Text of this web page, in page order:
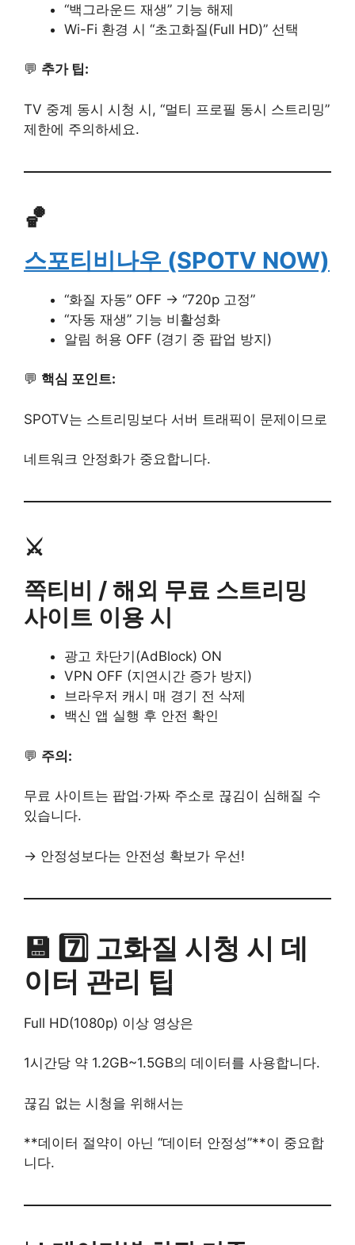
“백그라운드 재생” 기능 해제
Wi-Fi 환경 시 “초고화질(Full HD)” 선택
💬 추가 팁:
TV 중계 동시 시청 시, “멀티 프로필 동시 스트리밍”
제한에 주의하세요.
🏀
스포티비나우 (SPOTV NOW)
“화질 자동” OFF → “720p 고정”
“자동 재생” 기능 비활성화
알림 허용 OFF (경기 중 팝업 방지)
💬 핵심 포인트:
SPOTV는 스트리밍보다 서버 트래픽이 문제이므로
네트워크 안정화가 중요합니다.
⚔️
쪽티비 / 해외 무료 스트리밍
사이트 이용 시
광고 차단기(AdBlock) ON
VPN OFF (지연시간 증가 방지)
브라우저 캐시 매 경기 전 삭제
백신 앱 실행 후 안전 확인
💬 주의:
무료 사이트는 팝업·가짜 주소로 끊김이 심해질 수
있습니다.
→ 안정성보다는 안전성 확보가 우선!
💾 7️⃣ 고화질 시청 시 데
이터 관리 팁
Full HD(1080p) 이상 영상은
1시간당 약 1.2GB~1.5GB의 데이터를 사용합니다.
끊김 없는 시청을 위해서는
**데이터 절약이 아닌 “데이터 안정성”**이 중요합
니다.